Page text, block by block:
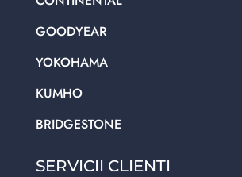
GOODYEAR
YOKOHAMA
KUMHO
BRIDGESTONE
SERVICII CLIENTI